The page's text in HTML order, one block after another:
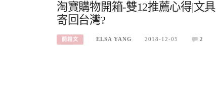
淘寶購物開箱-雙12推薦心得|文
寄回台灣?
開箱文 ELSA YANG 2018-12-05 2